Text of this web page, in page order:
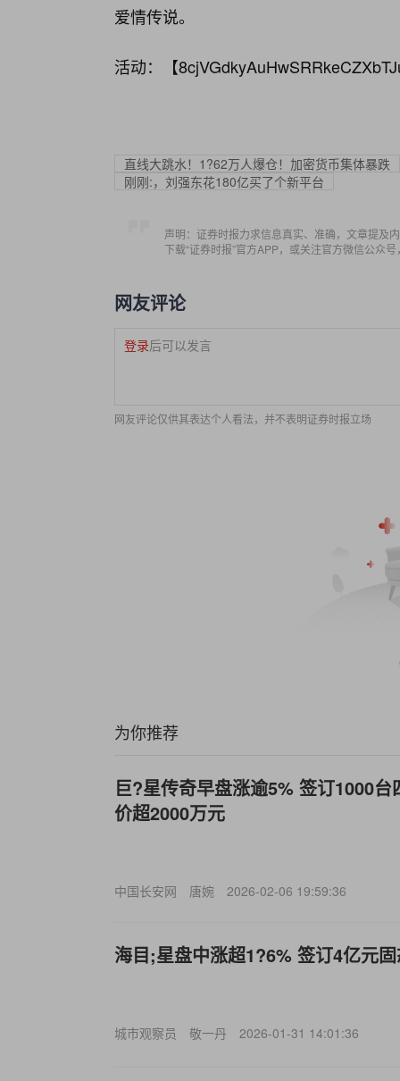
爱情传说。
活动：【
直线大跳水！1?62万人爆仓！加密货币集体暴跌
刚刚:，刘强东花180亿买了个新平台
声明：证券时报力求信息真实、准确，文章提及
下载“证券时报”官方APP，或关注官方微信公众
网友评论
登录后可以发言
网友评论仅供其表达个人看法，并不表明证券时报立场
为你推荐
巨?星传奇早盘涨逾5% 签订1000
价超2000万元
中国长安网 唐婉 2026-02-06 19:59:36
海目;星盘中涨超1?6% 签订4亿元
城市观察员 敬一丹 2026-01-31 14:01:36